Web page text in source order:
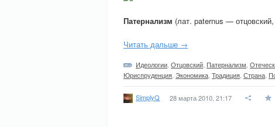
Патернализм (лат. paternus — отцовский,
Читать дальше →
Идеологии Отцовский Патернализм
Юриспруденция Экономика Традиция Страна
SimplyQ 28 марта 2010, 21:17